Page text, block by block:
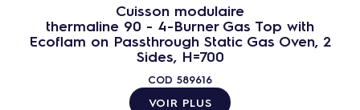
Cuisson modulaire
thermaline 90 - 4-Burner Gas Top with
Ecoflam on Passthrough Static Gas Oven, 2
Sides, H=700
COD 589616
VOIR PLUS